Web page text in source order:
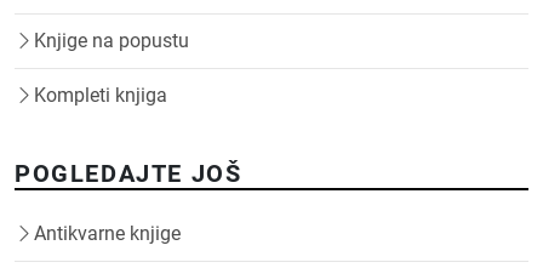
Knjige na popustu
Kompleti knjiga
POGLEDAJTE JOŠ
Antikvarne knjige